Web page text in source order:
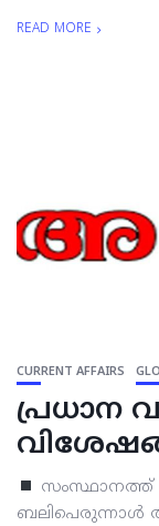
READ MORE
CURRENT AFFAIRS
പ്രധാന
സംസ്ഥാനത്ത്